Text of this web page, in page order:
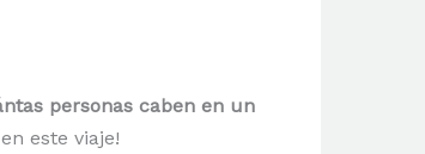
personas caben en un
este viaje!